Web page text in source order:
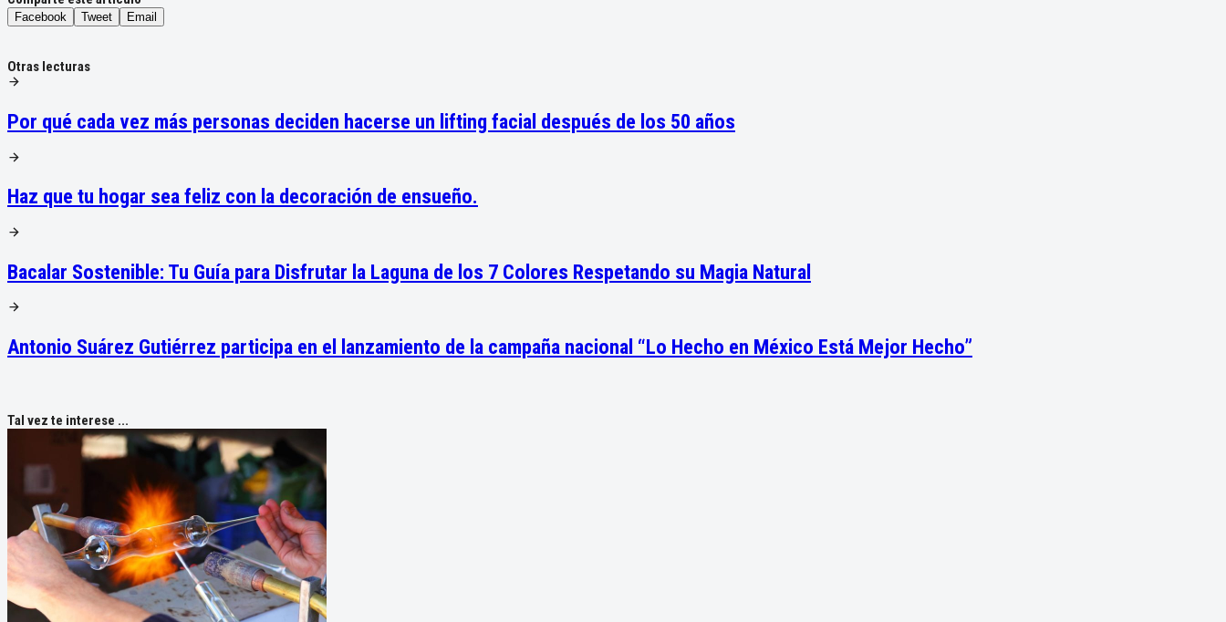
Facebook Tweet Email
Otras lecturas
Por qué cada vez más personas deciden hacerse un lifting facial después de los 50 años
Haz que tu hogar sea feliz con la decoración de ensueño.
Bacalar Sostenible: Tu Guía para Disfrutar la Laguna de los 7 Colores Respetando su Magia Natural
Antonio Suárez Gutiérrez participa en el lanzamiento de la campaña nacional “Lo Hecho en México Está Mejor Hecho”
Tal vez te interese ...